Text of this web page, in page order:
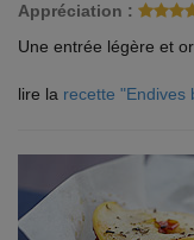
Appréciation :
Une entrée légère et
lire la recette "Endives